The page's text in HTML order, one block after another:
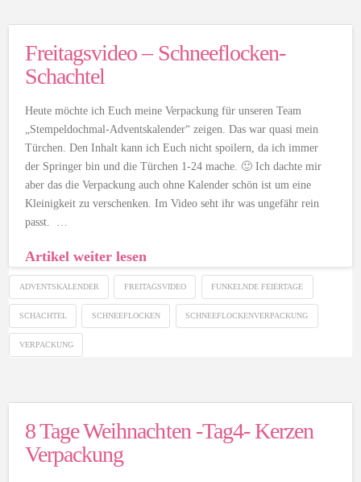
Freitagsvideo – Schneeflocken-
Schachtel
Heute möchte ich Euch meine Verpackung für unseren Team
„Stempeldochmal-Adventskalender“ zeigen. Das war quasi mein
Türchen. Den Inhalt kann ich Euch nicht spoilern, da ich immer
der Springer bin und die Türchen 1-24 mache. 🙂 Ich dachte mir
aber das die Verpackung auch ohne Kalender schön ist um eine
Kleinigkeit zu verschenken. Im Video seht ihr was ungefähr rein
passt. …
Artikel weiter lesen
ADVENTSKALENDER FREITAGSVIDEO FUNKELNDE FEIERTAGE
SCHACHTEL SCHNEEFLOCKEN SCHNEEFLOCKENVERPACKUNG
VERPACKUNG
8 Tage Weihnachten -Tag4- Kerzen
Verpackung